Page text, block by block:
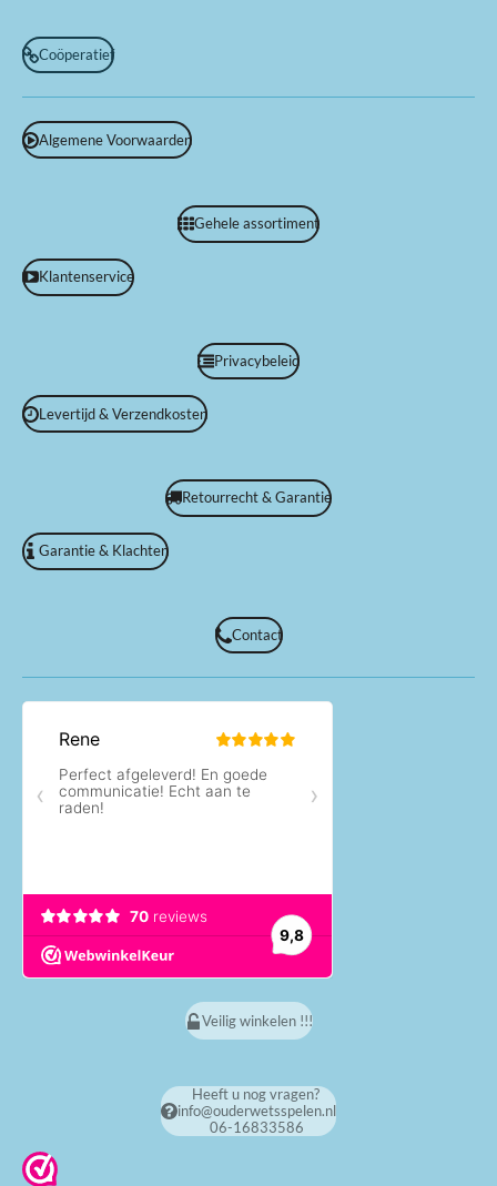
Coöperatief
Algemene Voorwaarden
Gehele assortiment
Klantenservice
Privacybeleid
Levertijd & Verzendkosten
Retourrecht & Garantie
Garantie & Klachten
Contact
Veilig winkelen !!!
Heeft u nog vragen?
info@ouderwetsspelen.nl
06-16833586